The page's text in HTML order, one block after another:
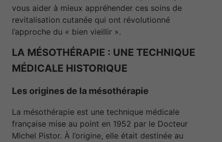
vous aider à mieux appréhender ces soins de
revitalisation cutanée qui ont révolutionné
l’approche du « bien vieillir ».
LA MÉSOTHÉRAPIE : UNE TECHNIQUE
MÉDICALE HISTORIQUE
Les origines de la mésothérapie
La mésothérapie est une technique médicale
française mise au point en 1952 par le Docteur
Michel Pistor. À l’origine, elle était destinée au